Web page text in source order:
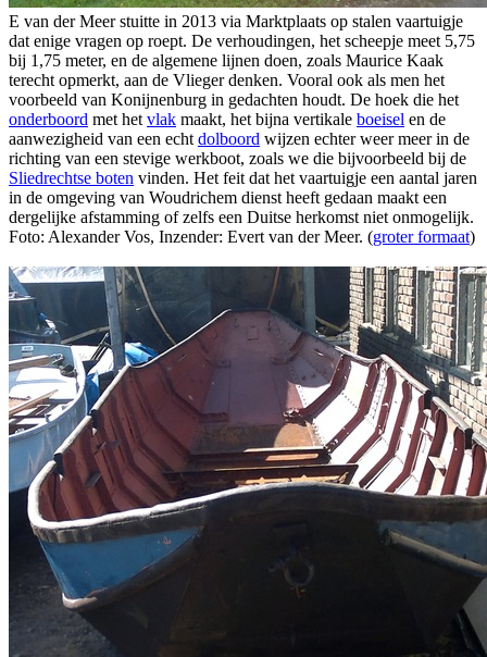
E van der Meer stuitte in 2013 via Marktplaats op stalen vaartuigje
dat enige vragen op roept. De verhoudingen, het scheepje meet 5,75
bij 1,75 meter, en de algemene lijnen doen, zoals Maurice Kaak
terecht opmerkt, aan de Vlieger denken. Vooral ook als men het
voorbeeld van Konijnenburg in gedachten houdt. De hoek die het
onderboord met het vlak maakt, het bijna vertikale boeisel en de
aanwezigheid van een echt dolboord wijzen echter weer meer in de
richting van een stevige werkboot, zoals we die bijvoorbeeld bij de
Sliedrechtse boten vinden. Het feit dat het vaartuigje een aantal jaren
in de omgeving van Woudrichem dienst heeft gedaan maakt een
dergelijke afstamming of zelfs een Duitse herkomst niet onmogelijk.
Foto: Alexander Vos, Inzender: Evert van der Meer. (groter formaat)